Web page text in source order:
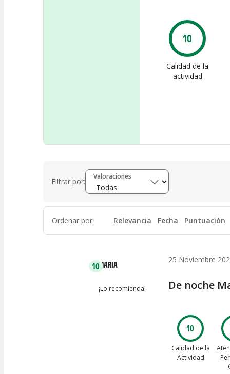
10
Calidad de la
actividad
Filtrar por:
Valoraciones
Ordenar por: Relevancia Fecha Puntuación
10MARIA
¡Lo recomienda!
25 Noviembre
De noche
10
Calidad de la
Actividad